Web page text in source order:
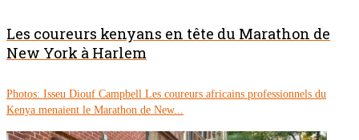
Les coureurs kenyans en tête du Marathon de
New York à Harlem
Photos: Isseu Diouf Campbell Les coureurs africains professionnels du
Kenya menaient le Marathon de New...